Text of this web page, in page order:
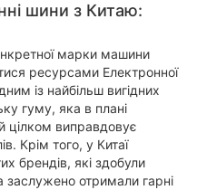
шини з Китаю:
марки машини
ресурсами Електронної
із найбільш вигідних
гуму, яка в плані
цілком виправдовує
Крім того, у Китаї
брендів, які здобули
заслужено отримали гарні